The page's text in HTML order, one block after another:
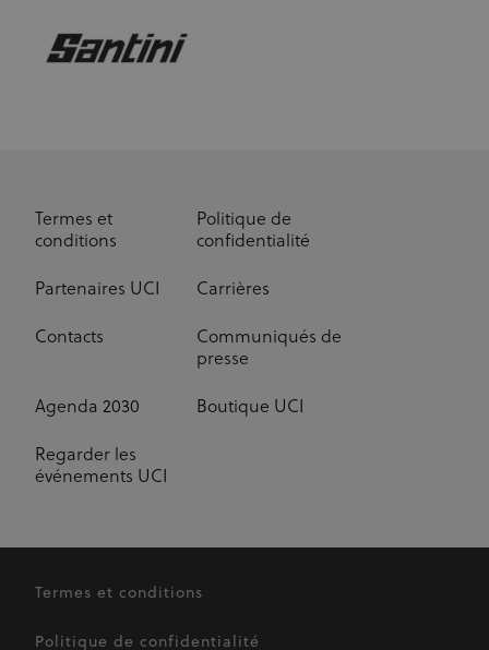
Termes et
conditions
Politique de
confidentialité
Partenaires UCI Carrières
Contacts
Communiqués de
presse
Agenda 2030 Boutique UCI
Regarder les
événements UCI
Termes et conditions
Politique de confidentialité